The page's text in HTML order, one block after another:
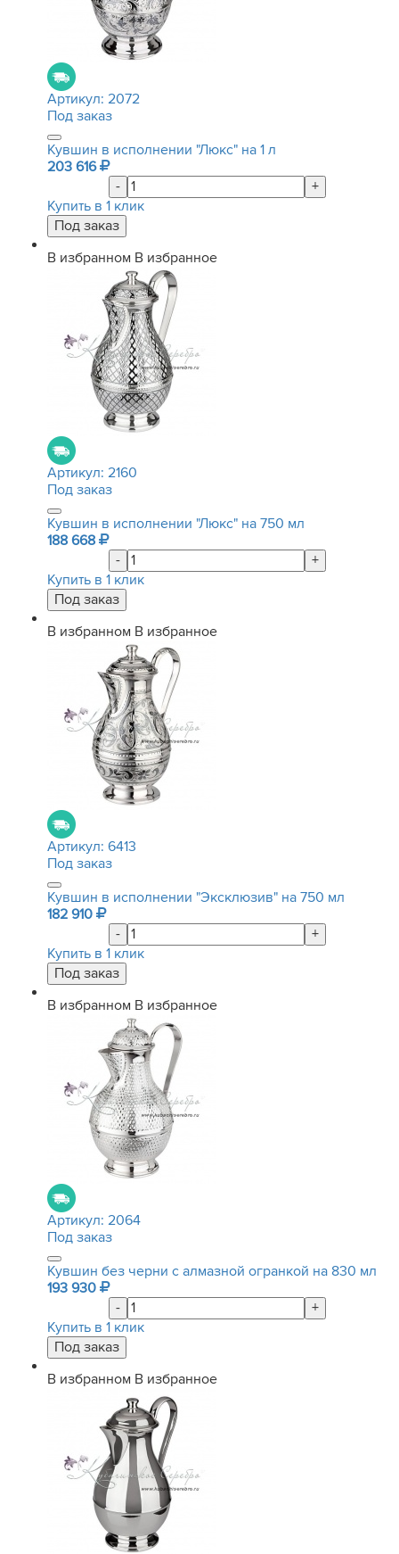
Артикул: 2072
Под заказ
Кувшин в исполнении "Люкс" на 1 л
203 616
-
+
Купить в 1 клик
В избранном В избранное
Артикул: 2160
Под заказ
Кувшин в исполнении "Люкс" на 750 мл
188 668
-
+
Купить в 1 клик
В избранном В избранное
Артикул: 6413
Под заказ
Кувшин в исполнении "Эксклюзив" на 750 мл
182 910
-
+
Купить в 1 клик
В избранном В избранное
Артикул: 2064
Под заказ
Кувшин без черни с алмазной огранкой на 830 мл
193 930
-
+
Купить в 1 клик
В избранном В избранное